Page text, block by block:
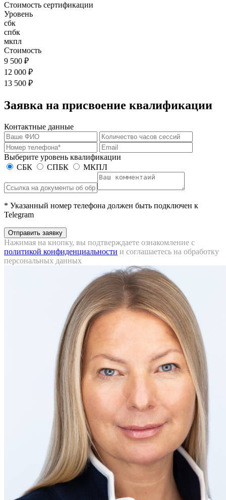
Стоимость сертификации
Уровень
сбк
спбк
мкпл
Стоимость
9 500 ₽
12 000 ₽
13 500 ₽
Заявка на присвоение квалификации
Контактные данные
Выберите уровень квалификации
СБК
СПБК МКПЛ
* Указанный номер телефона должен быть подключен к
Telegram
Отправить заявку
Нажимая на кнопку, вы подтверждаете ознакомление с
политикой конфиденциальности и соглашаетесь на обработку
персональных данных